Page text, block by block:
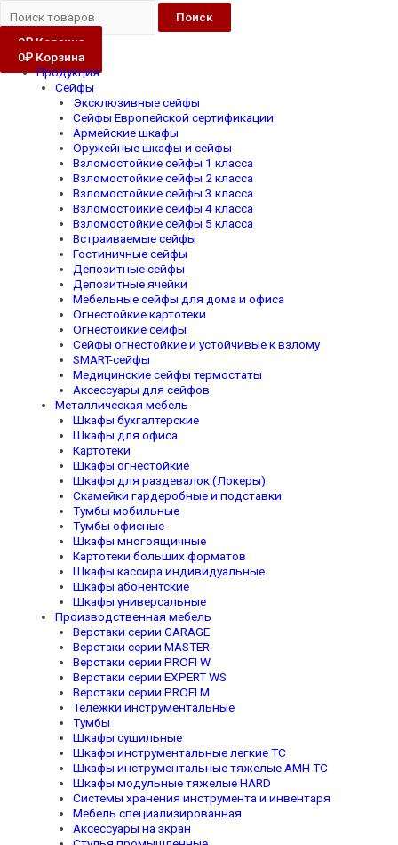
Поиск
0₽ Корзина
0₽ Корзина
Продукция
Сейфы
Эксклюзивные сейфы
Сейфы Европейской сертификации
Армейские шкафы
Оружейные шкафы и сейфы
Взломостойкие сейфы 1 класса
Взломостойкие сейфы 2 класса
Взломостойкие сейфы 3 класса
Взломостойкие сейфы 4 класса
Взломостойкие сейфы 5 класса
Встраиваемые сейфы
Гостиничные сейфы
Депозитные сейфы
Депозитные ячейки
Мебельные сейфы для дома и офиса
Огнестойкие картотеки
Огнестойкие сейфы
Сейфы огнестойкие и устойчивые к взлому
SMART-сейфы
Медицинские сейфы термостаты
Аксессуары для сейфов
Металлическая мебель
Шкафы бухгалтерские
Шкафы для офиса
Картотеки
Шкафы огнестойкие
Шкафы для раздевалок (Локеры)
Скамейки гардеробные и подставки
Тумбы мобильные
Тумбы офисные
Шкафы многоящичные
Картотеки больших форматов
Шкафы кассира индивидуальные
Шкафы абонентские
Шкафы универсальные
Производственная мебель
Верстаки серии GARAGE
Верстаки серии MASTER
Верстаки серии PROFI W
Верстаки серии EXPERT WS
Верстаки серии PROFI M
Тележки инструментальные
Тумбы
Шкафы сушильные
Шкафы инструментальные легкие TC
Шкафы инструментальные тяжелые AMH TC
Шкафы модульные тяжелые HARD
Системы хранения инструмента и инвентаря
Мебель специализированная
Аксессуары на экран